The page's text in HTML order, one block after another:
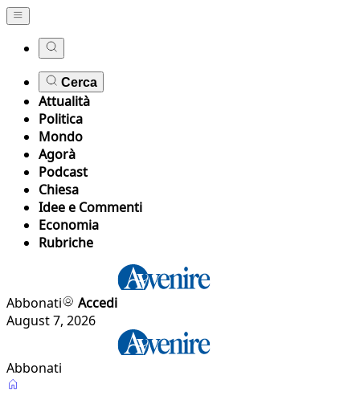
Cerca
Attualità
Politica
Mondo
Agorà
Podcast
Chiesa
Idee e Commenti
Economia
Rubriche
Abbonati
Accedi
August 7, 2026
Abbonati